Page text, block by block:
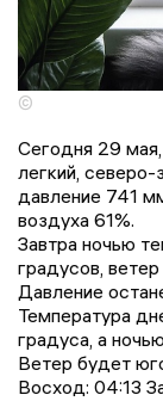
©
Сегодня 29
легкий,
давление 741
воздуха 61%.
Завтра ночью
градусов,
Давление
Температура
градусa, a
Ветер будет
Восход: 04:13